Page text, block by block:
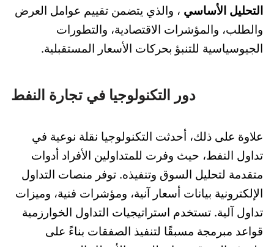
التحليل الأساسي ، والذي يتضمن تقييم عوامل العرض
والطلب، والمؤشرات الاقتصادية، والتطورات
الجيوسياسية للتنبؤ بحركات الأسعار المستقبلية.
دور التكنولوجيا في تجارة النفط
علاوة على ذلك، أحدثت التكنولوجيا نقلة نوعية في
تداول النفط، حيث وفرت للمتداولين الأفراد أدوات
متقدمة لتحليل السوق وتنفيذه. توفر منصات التداول
الإلكترونية بيانات أسعار آنية، ومؤشرات فنية، وميزات
تداول آلية. تستخدم استراتيجيات التداول الخوارزمية
قواعد مبرمجة مسبقًا لتنفيذ الصفقات بناءً على